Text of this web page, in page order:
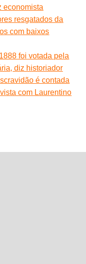
economista
resgatados da
com baixos
foi votada pela
diz historiador
é contada
com Laurentino